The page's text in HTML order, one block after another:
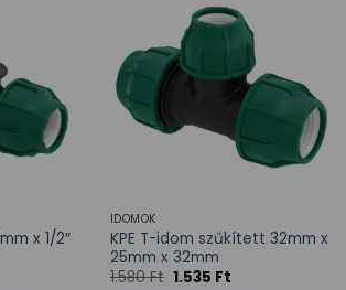
x 1/2″
IDOMOK
KPE T-idom szűkített 32mm x
25mm x 32mm
1.580Ft 1.535 Ft